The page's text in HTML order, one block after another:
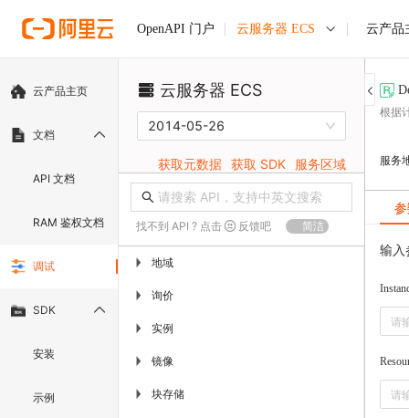
OpenAPI 门户 云服务器 ECS 云产品
云产品主页
文档
API 文档
RAM 鉴权文档
调试
SDK
安装
示例
云服务器 ECS
2014-05-26
获取元数据 获取 SDK 服务区域
找不到 API ? 点击 反馈吧 简洁
▶ 地域
▶ 询价
▶ 实例
▶ 镜像
▶ 块存储
根据
服务
输入